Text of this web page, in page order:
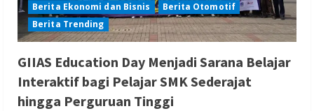
Berita Ekonomi dan Bisnis
Berita Otomotif
Berita Trending
GIIAS Education Day Menjadi Sarana Belajar
Interaktif bagi Pelajar SMK Sederajat
hingga Perguruan Tinggi